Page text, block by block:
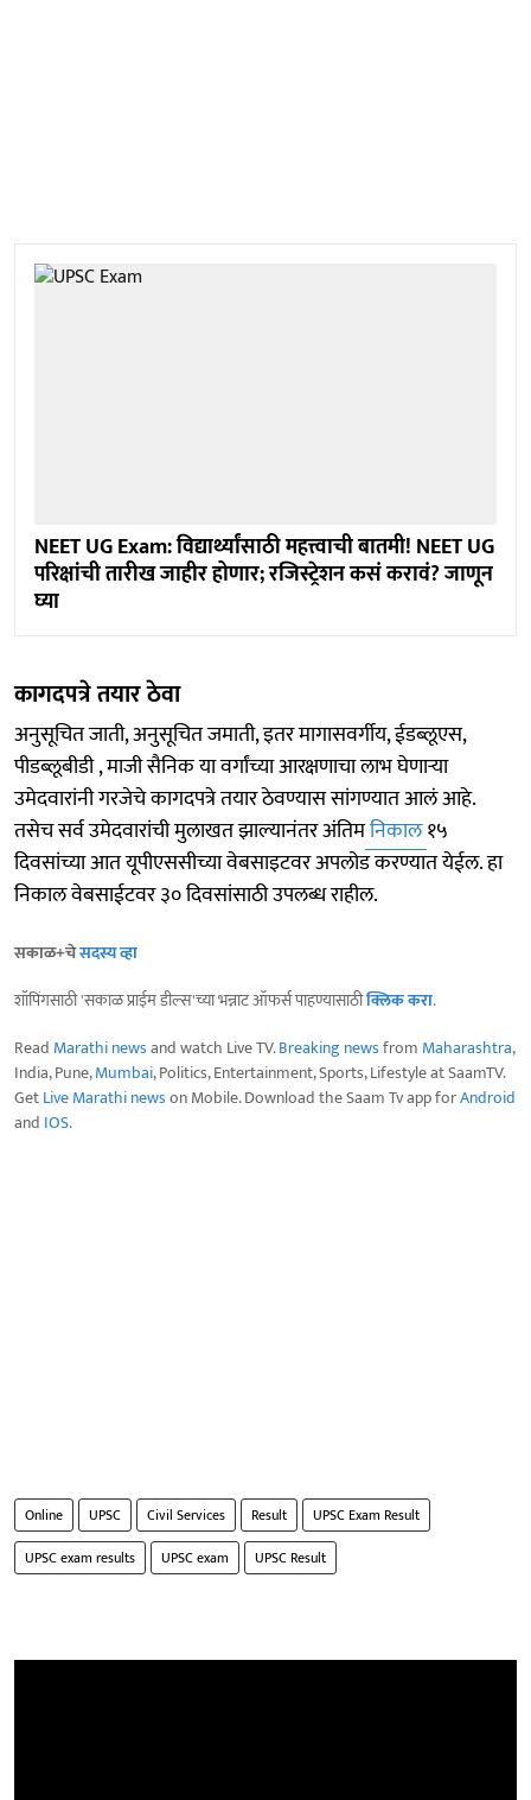
NEET UG Exam: विद्यार्थ्यांसाठी महत्त्वाची बातमी! NEET UG
परिक्षांची तारीख जाहीर होणार; रजिस्ट्रेशन कसं करावं? जाणून
घ्या
कागदपत्रे तयार ठेवा
अनुसूचित जाती, अनुसूचित जमाती, इतर मागासवर्गीय, ईडब्लूएस,
पीडब्लूबीडी , माजी सैनिक या वर्गांच्या आरक्षणाचा लाभ घेणाऱ्या
उमेदवारांनी गरजेचे कागदपत्रे तयार ठेवण्यास सांगण्यात आलं आहे.
तसेच सर्व उमेदवारांची मुलाखत झाल्यानंतर अंतिमनिकाल१५
दिवसांच्या आत यूपीएससीच्या वेबसाइटवर अपलोड करण्यात येईल. हा
निकाल वेबसाईटवर ३० दिवसांसाठी उपलब्ध राहील.
सकाळ+चेसदस्य व्हा
शॉपिंगसाठी 'सकाळ प्राईम डील्स'च्या भन्नाट ऑफर्स पाहण्यासाठीक्लिक करा.
Read Marathi newsand watch Live TV.Breaking newsfrom Maharashtra,
India, Pune,Mumbai, Politics, Entertainment, Sports, Lifestyle at SaamTV.
GetLive Marathi newson Mobile. Download the Saam Tv app forAndroid
and IOS.
Online UPSC Civil Services Result
UPSC Exam Result
UPSC exam results
UPSC exam UPSC Result